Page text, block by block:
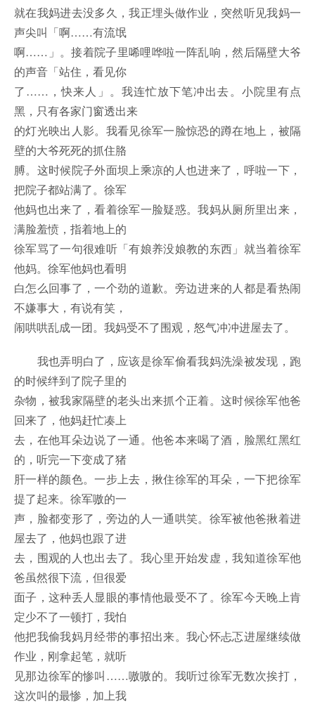
就在我妈进去没多久，我正埋头做作业，突然听见我妈一
声尖叫「啊……有流氓
啊……」。接着院子里唏哩哗啦一阵乱响，然后隔壁大爷
的声音「站住，看见你
了……，快来人」。我连忙放下笔冲出去。小院里有点
黑，只有各家门窗透出来
的灯光映出人影。我看见徐军一脸惊恐的蹲在地上，被隔
壁的大爷死死的抓住胳
膊。这时候院子外面坝上乘凉的人也进来了，呼啦一下，
把院子都站满了。徐军
他妈也出来了，看着徐军一脸疑惑。我妈从厕所里出来，
满脸羞愤，指着地上的
徐军骂了一句很难听「有娘养没娘教的东西」就当着徐军
他妈。徐军他妈也看明
白怎么回事了，一个劲的道歉。旁边进来的人都是看热闹
不嫌事大，有说有笑，
闹哄哄乱成一团。我妈受不了围观，怒气冲冲进屋去了。
我也弄明白了，应该是徐军偷看我妈洗澡被发现，跑
的时候绊到了院子里的
杂物，被我家隔壁的老头出来抓个正着。这时候徐军他爸
回来了，他妈赶忙凑上
去，在他耳朵边说了一通。他爸本来喝了酒，脸黑红黑红
的，听完一下变成了猪
肝一样的颜色。一步上去，揪住徐军的耳朵，一下把徐军
提了起来。徐军嗷的一
声，脸都变形了，旁边的人一通哄笑。徐军被他爸揪着进
屋去了，他妈也跟了进
去，围观的人也出去了。我心里开始发虚，我知道徐军他
爸虽然很下流，但很爱
面子，这种丢人显眼的事情他最受不了。徐军今天晚上肯
定少不了一顿打，我怕
他把我偷我妈月经带的事招出来。我心怀忐忑进屋继续做
作业，刚拿起笔，就听
见那边徐军的惨叫……嗷嗷的。我听过徐军无数次挨打，
这次叫的最惨，加上我